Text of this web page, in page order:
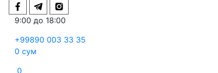
9:00 до 18:00
+99890 003 33 35
0 сум
0